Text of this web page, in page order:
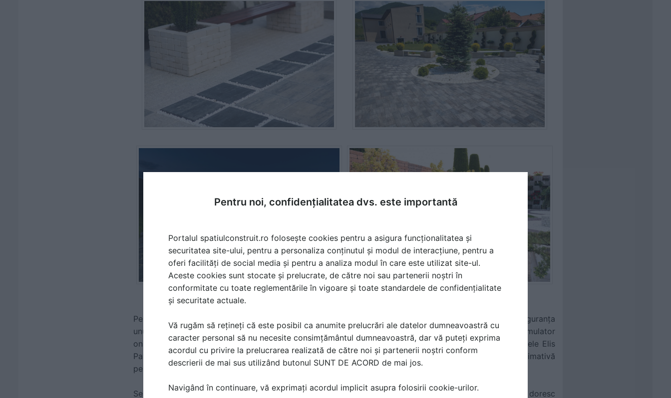
Pentru clienți, Elis Pavaje oferă mai mult decât produse: pune la dispoziție inspirație, suport tehnic și siguranța
unui proiect realizat complet, la cele mai înalte standarde. Printre instrumentele utile se numără un simulator
online interactiv, prin care utilizatorii pot vizualiza cum ar putea arăta curtea lor amenajată cu pavelele Elis
Pavaje, alegând modelul și culoarea dorită. În plus, pe baza simulării, pot primi și o ofertă estimativă
personalizată pentru proiectul propriu.
Separat de simulator, Elis Pavaje oferă și servicii avansate de proiectare în CAD, destinate celor care își doresc
Pentru noi, confidențialitatea dvs. este importantă
Portalul spatiulconstruit.ro folosește cookies pentru a asigura funcționalitatea și
securitatea site-ului, pentru a personaliza conținutul și modul de interacțiune, pentru a
oferi facilități de social media și pentru a analiza modul în care este utilizat site-ul.
Aceste cookies sunt stocate și prelucrate, de către noi sau partenerii noștri în
conformitate cu toate reglementările în vigoare și toate standardele de confidențialitate
și securitate actuale.
Vă rugăm să rețineți că este posibil ca anumite prelucrări ale datelor dumneavoastră cu
caracter personal să nu necesite consimțământul dumneavoastră, dar vă puteți exprima
acordul cu privire la prelucrarea realizată de către noi și partenerii noștri conform
descrierii de mai sus utilizând butonul SUNT DE ACORD de mai jos.
Navigând în continuare, vă exprimați acordul implicit asupra folosirii cookie-urilor.